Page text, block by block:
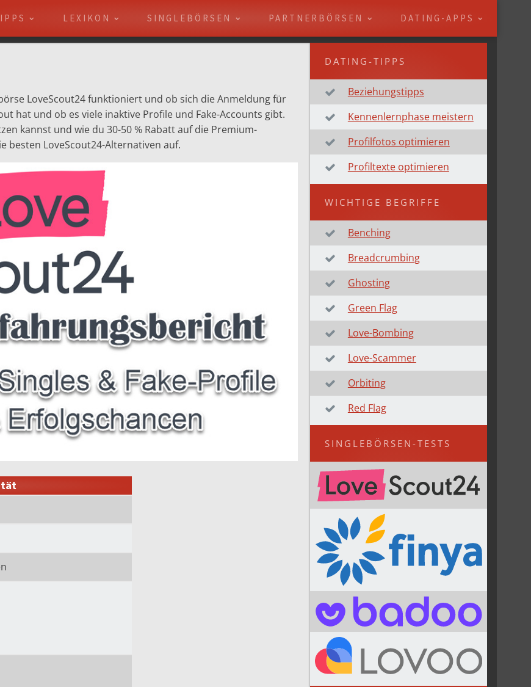
LEXIKON SINGLEBÖRSEN PARTNERBÖRSEN DATING-APPS
LoveScout24 funktioniert und ob sich die Anmeldung für
hat und ob es viele inaktive Profile und Fake-Accounts gibt.
kannst und wie du 30-50 % Rabatt auf die Premium-
besten LoveScout24-Alternativen auf.
DATING-TIPPS
Beziehungstipps
Kennenlernphase meistern
Profilfotos optimieren
Profiltexte optimieren
WICHTIGE BEGRIFFE
Benching
Breadcrumbing
Ghosting
Green Flag
Love-Bombing
Love-Scammer
Orbiting
Red Flag
SINGLEBÖRSEN-TESTS